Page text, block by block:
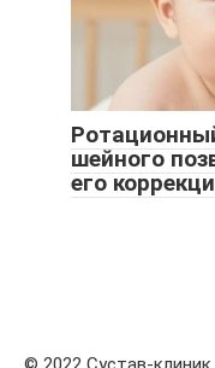
шейного
его